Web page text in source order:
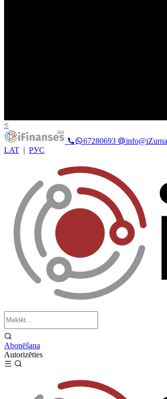
<
67280693
LAT | РУС
Abonēšana
Autorizēties